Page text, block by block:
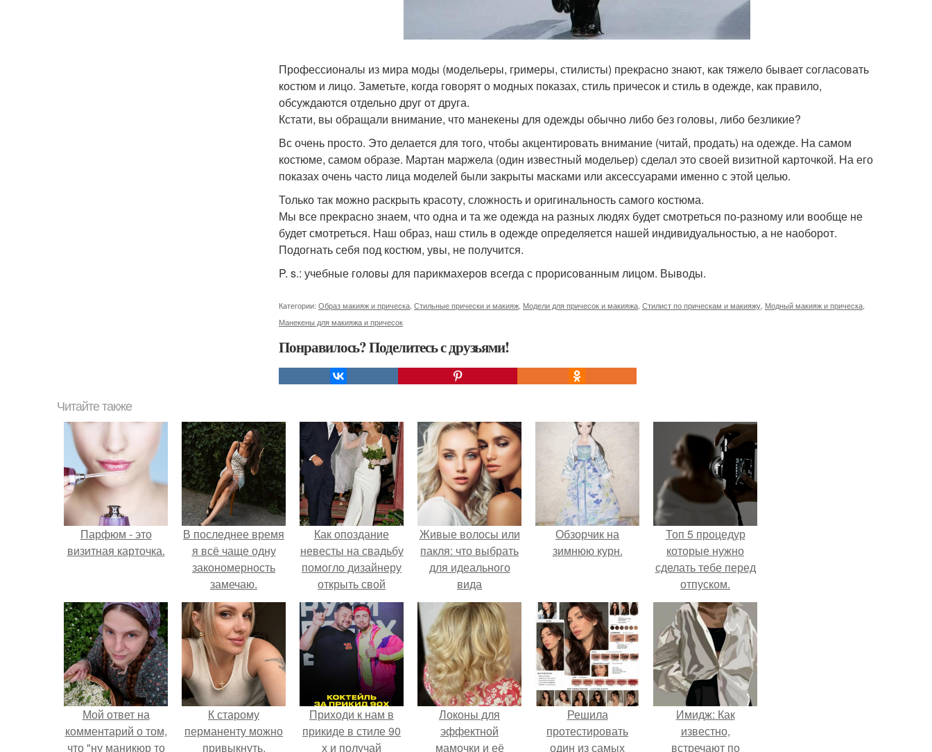
Профессионалы из мира моды (модельеры, гримеры, стилисты) прекрасно знают, как тяжело бывает согласовать
костюм и лицо. Заметьте, когда говорят о модных показах, стиль причесок и стиль в одежде, как правило,
обсуждаются отдельно друг от друга.
Кстати, вы обращали внимание, что манекены для одежды обычно либо без головы, либо безликие?
Вс очень просто. Это делается для того, чтобы акцентировать внимание (читай, продать) на одежде. На самом
костюме, самом образе. Мартан маржела (один известный модельер) сделал это своей визитной карточкой. На его
показах очень часто лица моделей были закрыты масками или аксессуарами именно с этой целью.
Только так можно раскрыть красоту, сложность и оригинальность самого костюма.
Мы все прекрасно знаем, что одна и та же одежда на разных людях будет смотреться по-разному или вообще не
будет смотреться. Наш образ, наш стиль в одежде определяется нашей индивидуальностью, а не наоборот.
Подогнать себя под костюм, увы, не получится.
P. s.: учебные головы для парикмахеров всегда с прорисованным лицом. Выводы.
Категории: Образ макияж и прическа Стильные прически и макияж Модели для причесок и макияжа Стилист по прическам и макияжу Модный макияж и прическа
Манекены для макияжа и причесок
Понравилось? Поделитесь с друзьями!
Читайте также
Парфюм - это
визитная карточка.
В последнее время
я всё чаще одну
закономерность
замечаю.
Как опоздание
невесты на свадьбу
помогло дизайнеру
открыть свой
бренд.
Живые волосы или
пакля: что выбрать
для идеального
вида
Обзорчик на
зимнюю курн.
Топ 5 процедур
которые нужно
сделать тебе перед
отпуском.
Мой ответ на
комментарий о том,
что "ну маникюр то
К старому
перманенту можно
привыкнуть.
Приходи к нам в
прикиде в стиле 90
х и получай
Локоны для
эффектной
мамочки и её
Решила
протестировать
один из самых
Имидж: Как
известно,
встречают по